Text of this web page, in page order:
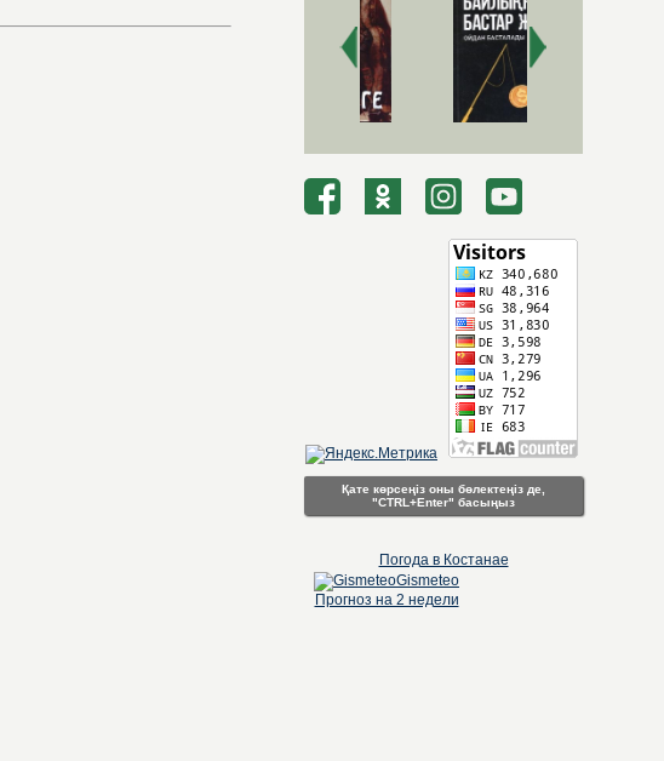
Қате көрсеңіз оны бөлектеңіз де,
"CTRL+Enter" басыңыз
Погода в Костанае
Gismeteo
Прогноз на 2 недели